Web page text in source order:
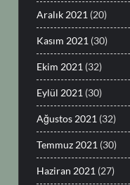
Aralık 2021 (20)
Kasım 2021 (30)
Ekim 2021 (32)
Eylül 2021 (30)
Ağustos 2021 (32)
Temmuz 2021 (30)
Haziran 2021 (27)